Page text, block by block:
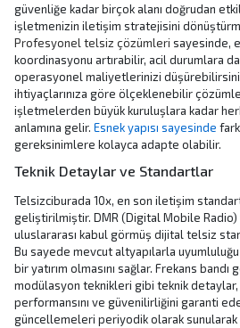
güvenliğe kadar birçok alanı doğrudan
işletmenizin iletişim stratejisini
Profesyonel telsiz çözümleri sayesinde,
koordinasyonu artırabilir, acil durumlara
operasyonel maliyetlerinizi
ihtiyaçlarınıza göre ölçeklenebilir
işletmelerden büyük kuruluşlara kadar
anlamına gelir. Esnek yapısı sayesinde
gereksinimlere kolayca adapte olabilir.
Teknik Detaylar ve Standartlar
Telsizciburada 10x, en son iletişim
geliştirilmiştir. DMR (Digital Mobile Radio)
uluslararası kabul görmüş dijital telsiz
Bu sayede mevcut altyapılarla
bir yatırım olmasını sağlar. Frekans
modülasyon teknikleri gibi teknik detaylar,
performansını ve güvenilirliğini garanti
güncellemeleri periyodik olarak